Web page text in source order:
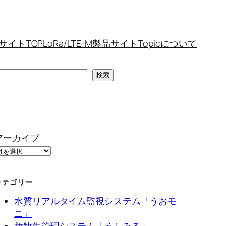
イトTOPLoRa/LTE-M製品サイトTopicについて
検索
ーカイブ
テゴリー
水質リアルタイム監視システム「うおモ
ニ」